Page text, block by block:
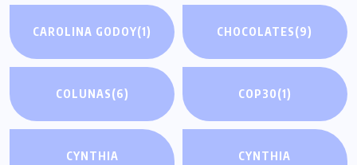
CAROLINA GODOY(1) CHOCOLATES(9)
COLUNAS(6) COP30(1)
CYNTHIA
CYNTHIA